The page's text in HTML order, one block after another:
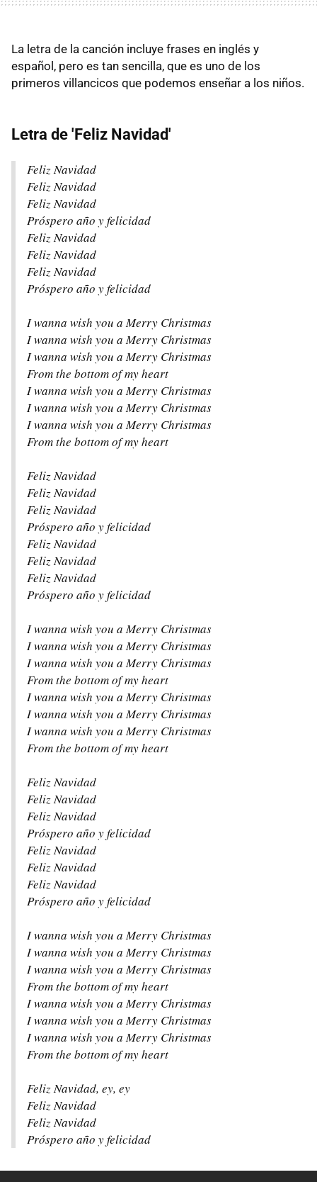
La letra de la canción incluye frases en inglés y
español, pero es tan sencilla, que es uno de los
primeros villancicos que podemos enseñar a los niños.
Letra de 'Feliz Navidad'
Feliz Navidad
Feliz Navidad
Feliz Navidad
Próspero año y felicidad
Feliz Navidad
Feliz Navidad
Feliz Navidad
Próspero año y felicidad
I wanna wish you a Merry Christmas
I wanna wish you a Merry Christmas
I wanna wish you a Merry Christmas
From the bottom of my heart
I wanna wish you a Merry Christmas
I wanna wish you a Merry Christmas
I wanna wish you a Merry Christmas
From the bottom of my heart
Feliz Navidad
Feliz Navidad
Feliz Navidad
Próspero año y felicidad
Feliz Navidad
Feliz Navidad
Feliz Navidad
Próspero año y felicidad
I wanna wish you a Merry Christmas
I wanna wish you a Merry Christmas
I wanna wish you a Merry Christmas
From the bottom of my heart
I wanna wish you a Merry Christmas
I wanna wish you a Merry Christmas
I wanna wish you a Merry Christmas
From the bottom of my heart
Feliz Navidad
Feliz Navidad
Feliz Navidad
Próspero año y felicidad
Feliz Navidad
Feliz Navidad
Feliz Navidad
Próspero año y felicidad
I wanna wish you a Merry Christmas
I wanna wish you a Merry Christmas
I wanna wish you a Merry Christmas
From the bottom of my heart
I wanna wish you a Merry Christmas
I wanna wish you a Merry Christmas
I wanna wish you a Merry Christmas
From the bottom of my heart
Feliz Navidad, ey, ey
Feliz Navidad
Feliz Navidad
Próspero año y felicidad